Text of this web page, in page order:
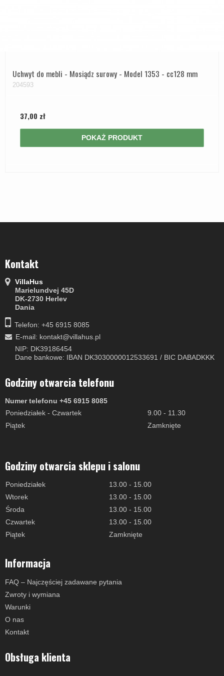
Uchwyt do mebli - Mosiądz surowy - Model 1353 - cc128 mm
204593
37,00 zł
POKAŻ PRODUKT
Kontakt
VillaHus
Marielundvej 45D
DK-2730 Herlev
Dania
Telefon: +45 6915 8085
E-mail: kontakt@villahus.pl
NIP: DK39186454
Dane bankowe: IBAN DK3030000012533691 / BIC DABADKKK
Godziny otwarcia telefonu
Numer telefonu +45 6915 8085
Poniedziałek - Czwartek
9.00 - 11.30
Piątek
Zamknięte
Godziny otwarcia sklepu i salonu
Poniedziałek
13.00 - 15.00
Wtorek
13.00 - 15.00
Środa
13.00 - 15.00
Czwartek
13.00 - 15.00
Piątek
Zamknięte
Informacja
FAQ – Najczęściej zadawane pytania
Zwroty i wymiana
Warunki
O nas
Kontakt
Obsługa klienta